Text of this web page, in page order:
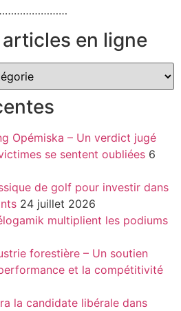
en ligne
Opémiska – Un verdict jugé
se sentent oubliées 6
de golf pour investir dans
24 juillet 2026
multiplient les podiums
forestière – Un soutien
et la compétitivité
la candidate libérale dans